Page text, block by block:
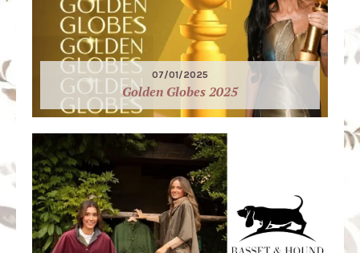
07/01/2025
Golden Globes 2025